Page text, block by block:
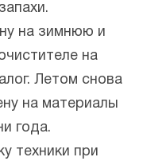
на зимнюю и
на
Летом снова
на материалы
года.
техники при